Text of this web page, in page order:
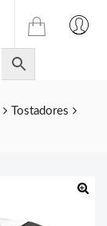
TIENDA
ONLINE
DE
JULIAN
CELDA
Tostadores